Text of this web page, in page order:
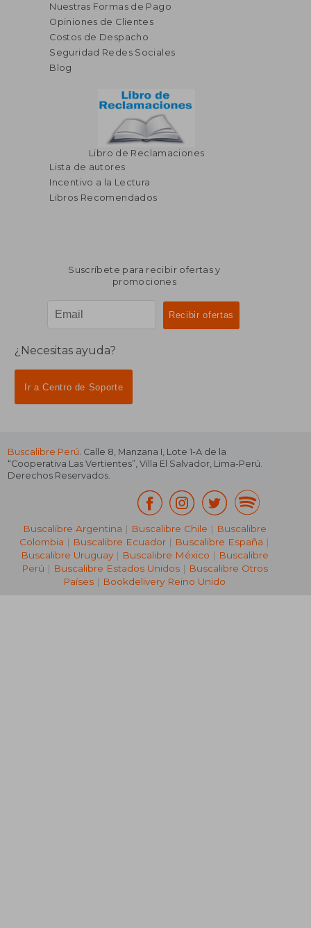
55% S/ 165,87
S/ 74,64
Nuestras Formas de Pago
Opiniones de Clientes
Costos de Despacho
Seguridad Redes Sociales
Blog
Libro de Reclamaciones
Lista de autores
Incentivo a la Lectura
Libros Recomendados
Suscríbete para recibir ofertas y
promociones
¿Necesitas ayuda?
Ir a Centro de Soporte
Buscalibre Perú. Calle 8, Manzana I, Lote 1-A de la
“Cooperativa Las Vertientes”, Villa El Salvador, Lima-Perú.
Derechos Reservados.
Buscalibre Argentina | Buscalibre Chile | Buscalibre
Colombia | Buscalibre Ecuador | Buscalibre España |
Buscalibre Uruguay| Buscalibre México | Buscalibre
Perú | Buscalibre Estados Unidos| Buscalibre Otros
Países | Bookdelivery Reino Unido